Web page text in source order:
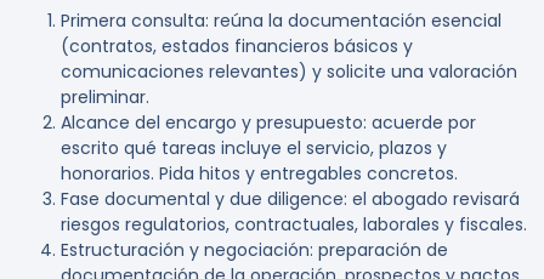
Primera consulta: reúna la documentación esencial
(contratos, estados financieros básicos y
comunicaciones relevantes) y solicite una valoración
preliminar.
Alcance del encargo y presupuesto: acuerde por
escrito qué tareas incluye el servicio, plazos y
honorarios. Pida hitos y entregables concretos.
Fase documental y due diligence: el abogado revisará
riesgos regulatorios, contractuales, laborales y fiscales.
Estructuración y negociación: preparación de